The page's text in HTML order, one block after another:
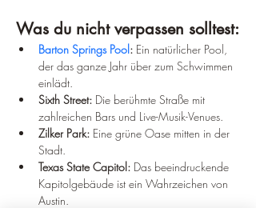
Was du nicht verpassen solltest:
Barton Springs Pool: Ein natürlicher Pool,
der das ganze Jahr über zum Schwimmen
einlädt.
Sixth Street: Die berühmte Straße mit
zahlreichen Bars und Live-Musik-Venues.
Zilker Park: Eine grüne Oase mitten in der
Stadt.
Texas State Capitol: Das beeindruckende
Kapitolgebäude ist ein Wahrzeichen von
Austin.